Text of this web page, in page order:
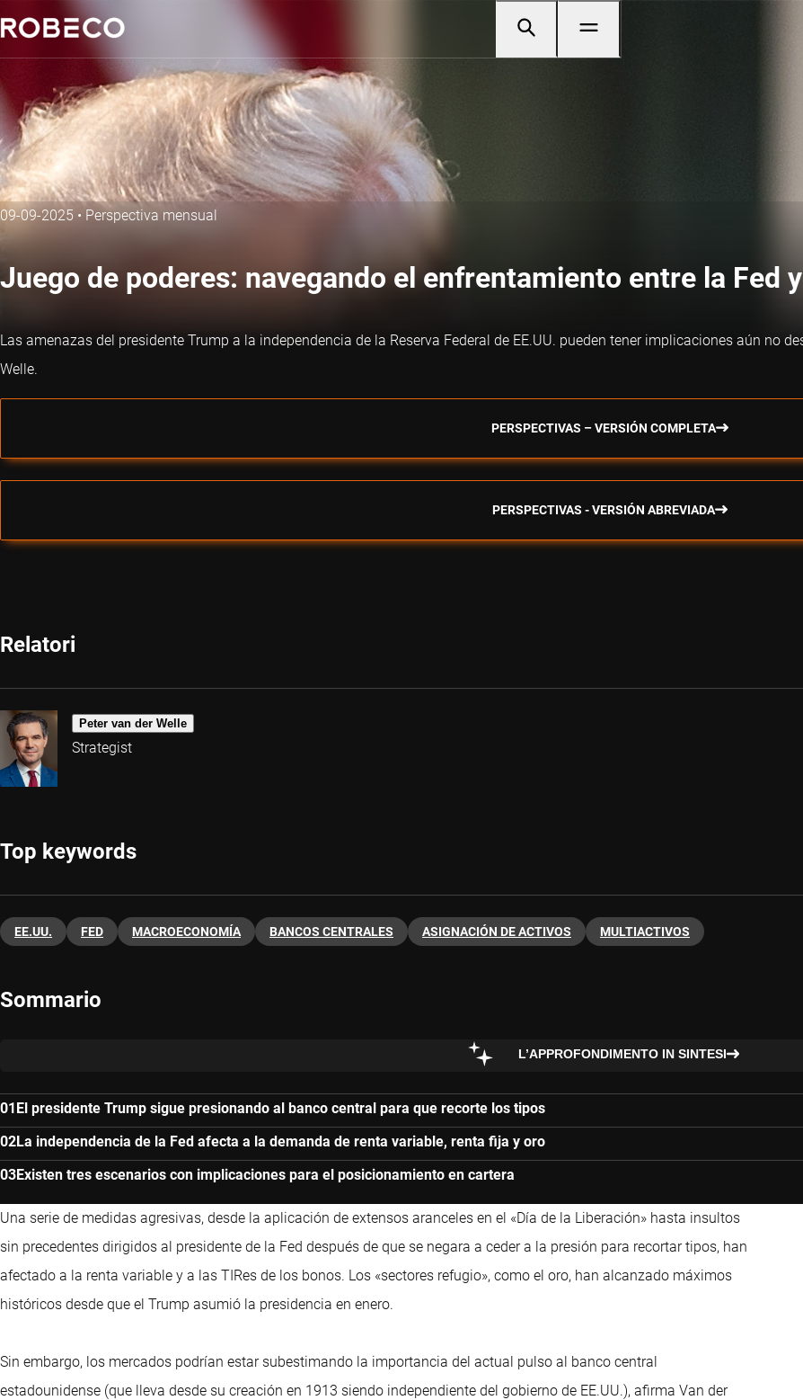
09-09-2025 • Perspectiva mensual
Juego de poderes: navegando el enfrentamiento entre la Fed
Las amenazas del presidente Trump a la independencia de la Reserva Federal de EE.UU. pueden tener implicaciones aún no
Welle.
PERSPECTIVAS – VERSIÓN COMPLETA
PERSPECTIVAS - VERSIÓN ABREVIADA
Relatori
Peter van der Welle
Strategist
Top keywords
EE.UU. FED MACROECONOMÍA BANCOS CENTRALES ASIGNACIÓN DE ACTIVOS MULTIACTIVOS
Sommario
L’APPROFONDIMENTO IN SINTESI
El presidente Trump sigue presionando al banco central para que recorte los tipos
La independencia de la Fed afecta a la demanda de renta variable, renta fija y oro
Existen tres escenarios con implicaciones para el posicionamiento en cartera
Una serie de medidas agresivas, desde la aplicación de extensos aranceles en el «Día de la Liberación» hasta insultos
sin precedentes dirigidos al presidente de la Fed después de que se negara a ceder a la presión para recortar tipos, han
afectado a la renta variable y a las TIRes de los bonos. Los «sectores refugio», como el oro, han alcanzado máximos
históricos desde que el Trump asumió la presidencia en enero.
Sin embargo, los mercados podrían estar subestimando la importancia del actual pulso al banco central
estadounidense (que lleva desde su creación en 1913 siendo independiente del gobierno de EE.UU.), afirma Van der